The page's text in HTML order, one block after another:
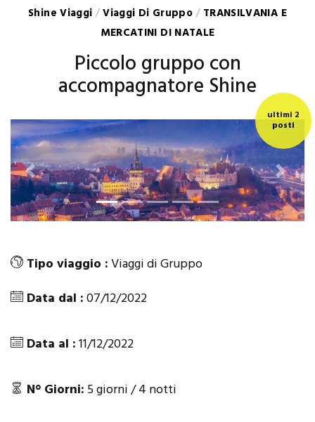
Shine Viaggi/Viaggi Di Gruppo/ TRANSILVANIA E
MERCATINI DI NATALE
Piccolo gruppo con
accompagnatore Shine
ultimi 2
posti
Previous Next
Tipo viaggio :Viaggi di Gruppo
Data dal :07/12/2022
Data al :11/12/2022
N° Giorni: 5 giorni / 4 notti